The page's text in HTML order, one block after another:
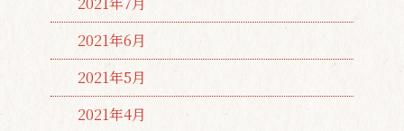
2021年6月
2021年5月
2021年4月